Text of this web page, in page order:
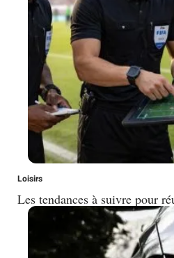
Loisirs
Les tendances à suivre pour